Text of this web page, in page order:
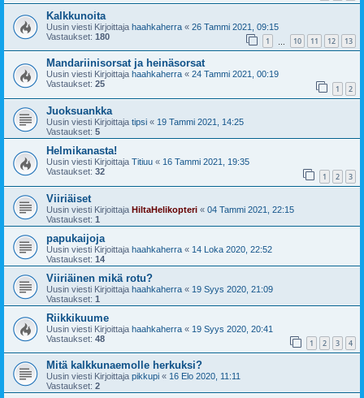
Kalkkunoita
Uusin viesti Kirjoittaja haahkaherra « 26 Tammi 2021, 09:15
Vastaukset: 180 1 10 11 12 13
Mandariinisorsat ja heinäsorsat
Uusin viesti Kirjoittaja haahkaherra « 24 Tammi 2021, 00:19
Vastaukset: 25 1 2
Juoksuankka
Uusin viesti Kirjoittaja tipsi « 19 Tammi 2021, 14:25
Vastaukset: 5
Helmikanasta!
Uusin viesti Kirjoittaja Titiuu « 16 Tammi 2021, 19:35
Vastaukset: 32 1 2 3
Viiriäiset
Uusin viesti Kirjoittaja HiltaHelikopteri « 04 Tammi 2021, 22:15
Vastaukset: 1
papukaijoja
Uusin viesti Kirjoittaja haahkaherra « 14 Loka 2020, 22:52
Vastaukset: 14
Viiriäinen mikä rotu?
Uusin viesti Kirjoittaja haahkaherra « 19 Syys 2020, 21:09
Vastaukset: 1
Riikkikuume
Uusin viesti Kirjoittaja haahkaherra « 19 Syys 2020, 20:41
Vastaukset: 48 1 2 3 4
Mitä kalkkunaemolle herkuksi?
Uusin viesti Kirjoittaja pikkupi « 16 Elo 2020, 11:11
Vastaukset: 2